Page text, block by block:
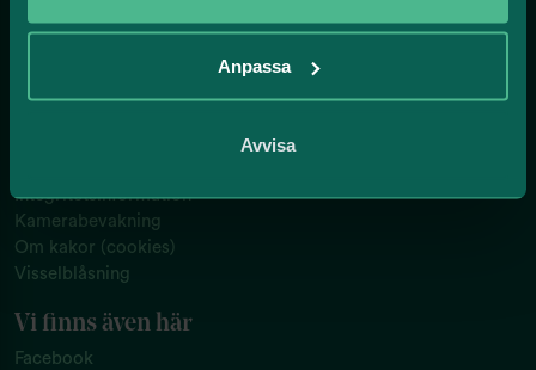
Anpassa
Avvisa
Solna
Integritetsinformation
Kamerabevakning
Om kakor (cookies)
Visselblåsning
Vi finns även här
Facebook